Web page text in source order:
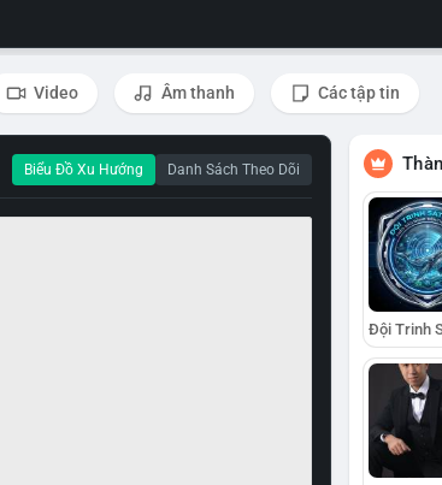
Video Âm thanh Các tập tin
Biểu Đồ Xu Hướng Danh Sách Theo Dõi